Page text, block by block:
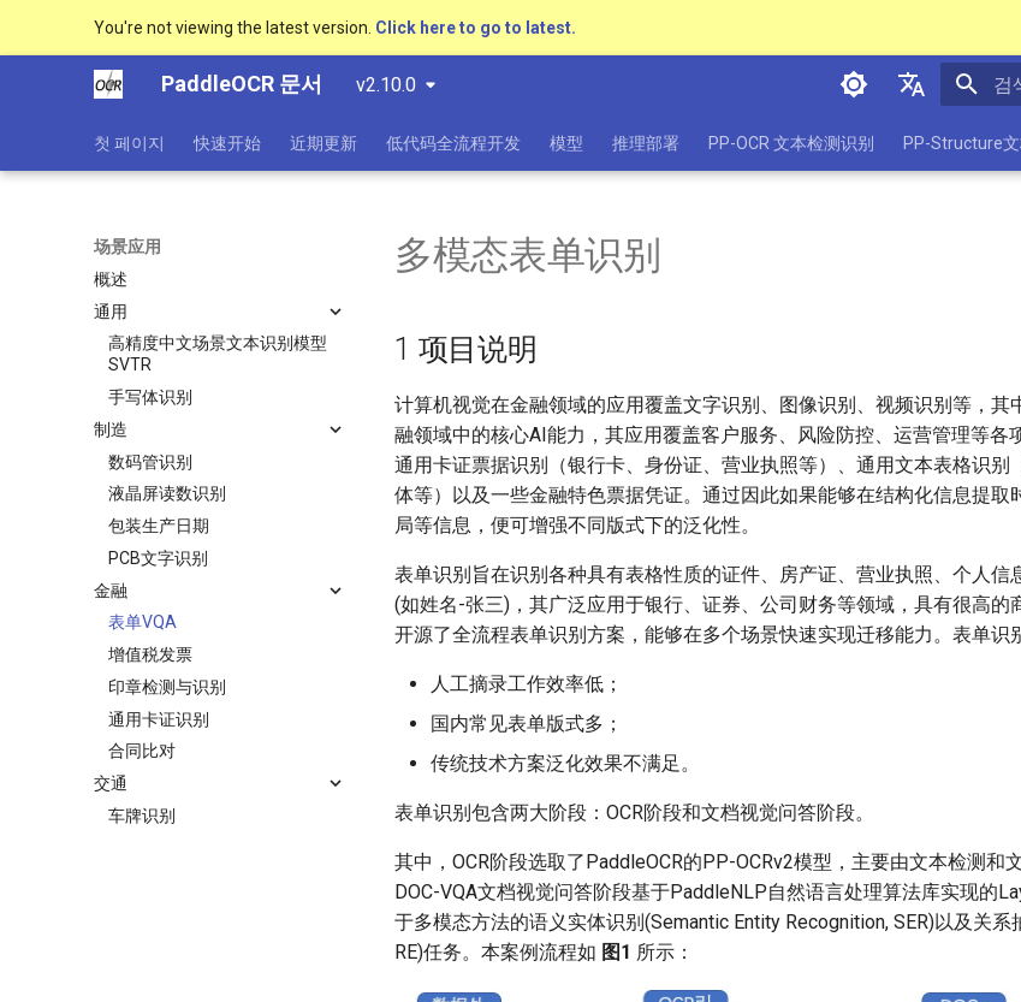
You're not viewing the latest version. Click here to go to latest.
PaddleOCR 문서 v2.10.0
简体中文
Help translating
첫 페이지 快速开始 近期更新 低代码全流程开发 模型 推理部署 PP-OCR 文本检测识别 PP-Structure
场景应用
概述
通用
高精度中文场景文本识别模型
SVTR
手写体识别
制造
数码管识别
液晶屏读数识别
包装生产日期
PCB文字识别
金融
表单VQA
增值税发票
印章检测与识别
通用卡证识别
合同比对
交通
车牌识别
多模态表单识别
1 项目说明
计算机视觉在金融领域的应用覆盖文字识别、图像识别、视频识别等，其
融领域中的核心AI能力，其应用覆盖客户服务、风险防控、运营管理等各
通用卡证票据识别（银行卡、身份证、营业执照等）、通用文本表格识别
体等）以及一些金融特色票据凭证。通过因此如果能够在结构化信息提取
局等信息，便可增强不同版式下的泛化性。
表单识别旨在识别各种具有表格性质的证件、房产证、营业执照、个人信
(如姓名-张三)，其广泛应用于银行、证券、公司财务等领域，具有很高的
开源了全流程表单识别方案，能够在多个场景快速实现迁移能力。表单识
人工摘录工作效率低；
国内常见表单版式多；
传统技术方案泛化效果不满足。
表单识别包含两大阶段：OCR阶段和文档视觉问答阶段。
其中，OCR阶段选取了PaddleOCR的PP-OCRv2模型，主要由文本检测和
DOC-VQA文档视觉问答阶段基于PaddleNLP自然语言处理算法库实现的
于多模态方法的语义实体识别(Semantic Entity Recognition, SER)以及关系
RE)任务。本案例流程如 图1 所示：